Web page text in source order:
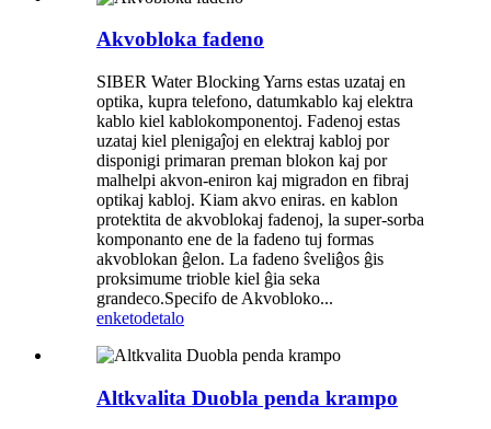
Akvobloka fadeno
SIBER Water Blocking Yarns estas uzataj en
optika, kupra telefono, datumkablo kaj elektra
kablo kiel kablokomponentoj. Fadenoj estas
uzataj kiel plenigaĵoj en elektraj kabloj por
disponigi primaran preman blokon kaj por
malhelpi akvon-eniron kaj migradon en fibraj
optikaj kabloj. Kiam akvo eniras. en kablon
protektita de akvoblokaj fadenoj, la super-sorba
komponanto ene de la fadeno tuj formas
akvoblokan ĝelon. La fadeno ŝveliĝos ĝis
proksimume trioble kiel ĝia seka
grandeco.Specifo de Akvobloko...
enketodetalo
Altkvalita Duobla penda krampo